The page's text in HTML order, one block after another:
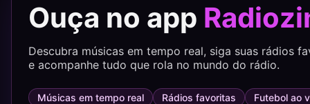
Ouça no app
Descubra músicas em tempo real, siga suas rádios
e acompanhe tudo que rola no mundo do rádio.
Músicas em tempo real Rádios favoritas
Futebol ao